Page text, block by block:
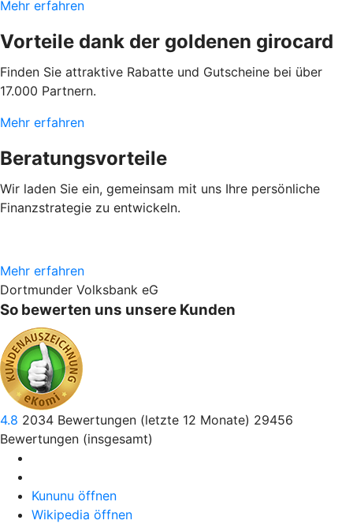
Mehr erfahren
Vorteile dank der goldenen girocard
Finden Sie attraktive Rabatte und Gutscheine bei über
17.000 Partnern.
Mehr erfahren
Beratungsvorteile
Wir laden Sie ein, gemeinsam mit uns Ihre persönliche
Finanzstrategie zu entwickeln.
Mehr erfahren
Dortmunder Volksbank eG
So bewerten uns unsere Kunden
4.8 2034 Bewertungen (letzte 12 Monate) 29456
Bewertungen (insgesamt)
Kununu öffnen
Wikipedia öffnen